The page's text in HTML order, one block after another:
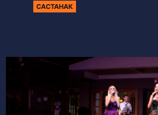
САСТАНАК